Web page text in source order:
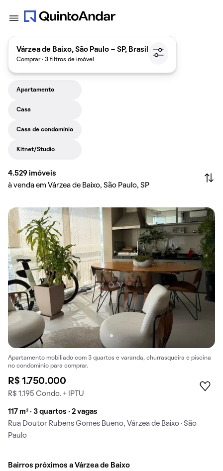
Várzea de Baixo, São Paulo - SP, Brasil
Comprar · 3 filtros de imóvel
Apartamento
Casa
Casa de condomínio
Kitnet/Studio
4.529 imóveis
à venda em Várzea de Baixo, São Paulo, SP
Apartamento mobiliado com 3 quartos e varanda, churrasqueira e piscina
no condomínio para comprar.
R$ 1.750.000
R$ 1.195 Condo. + IPTU
117 m² · 3 quartos · 2 vagas
Rua Doutor Rubens Gomes Bueno, Várzea de Baixo · São
Paulo
Bairros próximos a Várzea de Baixo